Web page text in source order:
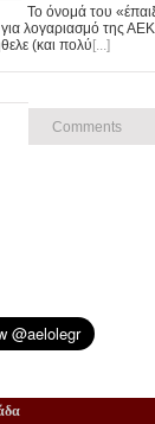
Το όνομά του
λογαριασμό της
(και πολύ [...]
Comments